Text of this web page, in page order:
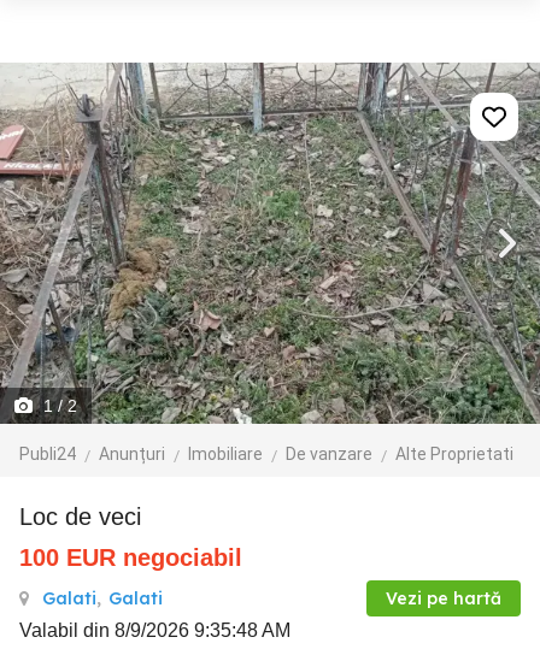
1/ 2
Publi24 Anunțuri Imobiliare De vanzare Alte Proprietati
Loc de veci
100 EUR negociabil
Galati, Galati Vezi pe hartă
Valabil din 8/9/2026 9:35:48 AM